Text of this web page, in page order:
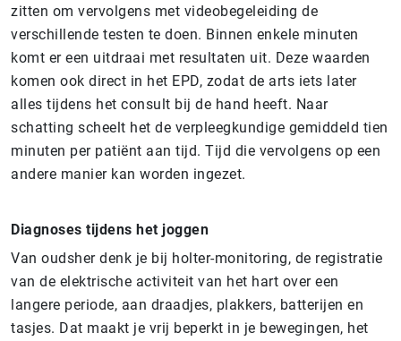
zitten om vervolgens met videobegeleiding de
verschillende testen te doen. Binnen enkele minuten
komt er een uitdraai met resultaten uit. Deze waarden
komen ook direct in het EPD, zodat de arts iets later
alles tijdens het consult bij de hand heeft. Naar
schatting scheelt het de verpleegkundige gemiddeld tien
minuten per patiënt aan tijd. Tijd die vervolgens op een
andere manier kan worden ingezet.
Diagnoses tijdens het joggen
Van oudsher denk je bij holter-monitoring, de registratie
van de elektrische activiteit van het hart over een
langere periode, aan draadjes, plakkers, batterijen en
tasjes. Dat maakt je vrij beperkt in je bewegingen, het